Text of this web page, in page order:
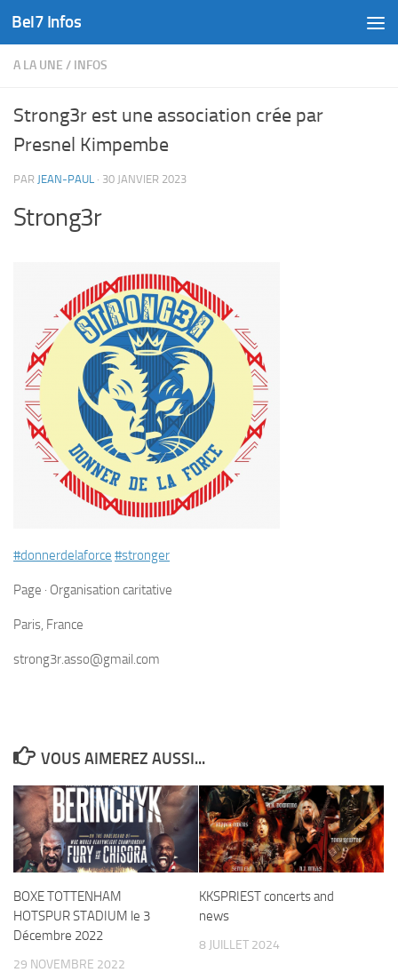
Skip to content
Bel7 Infos
A LA UNE / INFOS
Strong3r est une association crée par
Presnel Kimpembe
PAR JEAN-PAUL · 30 JANVIER 2023
Strong3r
#donnerdelaforce #stronger
Page · Organisation caritative
Paris, France
strong3r.asso@gmail.com
VOUS AIMEREZ AUSSI...
BOXE TOTTENHAM
HOTSPUR STADIUM le 3
Décembre 2022
29 NOVEMBRE 2022
KKSPRIEST concerts and
news
8 JUILLET 2024